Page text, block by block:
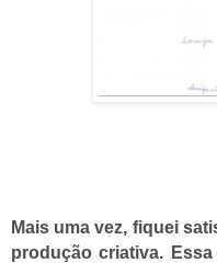
Mais uma vez, fiquei
produção criativa.